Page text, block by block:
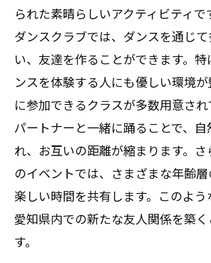
られた素晴らしいアクティビティ
ダンスクラブでは、ダンスを通じ
い、友達を作ることができます。
ンスを体験する人にも優しい環境
に参加できるクラスが多数用意さ
パートナーと一緒に踊ることで、自
れ、お互いの距離が縮まります。
のイベントでは、さまざまな年齢層
楽しい時間を共有します。このよう
愛知県内での新たな友人関係を築
す。